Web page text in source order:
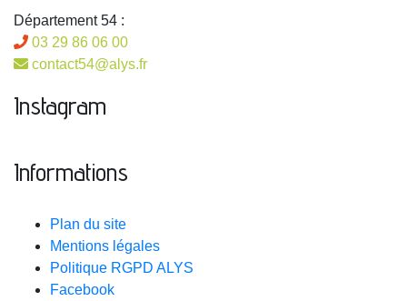
Département 54 :
03 29 86 06 00
contact54@alys.fr
Instagram
Informations
Plan du site
Mentions légales
Politique RGPD ALYS
Facebook